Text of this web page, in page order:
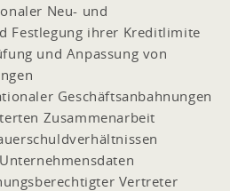
Neu- und
Festlegung ihrer Kreditlimite
und Anpassung von
Geschäftsanbahnungen
Zusammenarbeit
Vertreter